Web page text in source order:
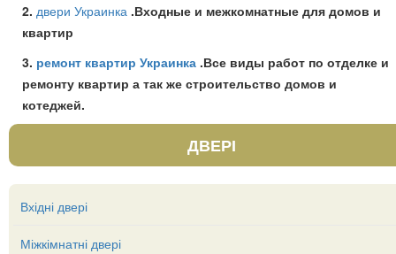
2. двери Украинка .Входные и межкомнатные для домов и
квартир
3. ремонт квартир Украинка .Все виды работ по отделке и
ремонту квартир а так же строительство домов и
котеджей.
ДВЕРІ
Вхідні двері
Міжкімнатні двері